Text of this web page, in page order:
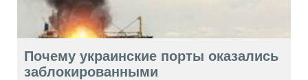
Почему украинские порты оказались
заблокированными